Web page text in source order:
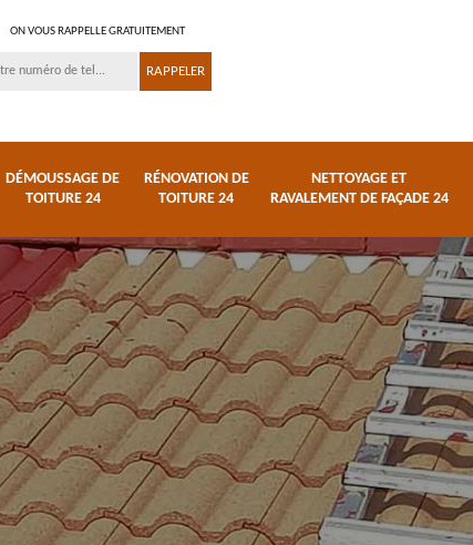
ON VOUS RAPPELLE GRATUITEMENT
DÉMOUSSAGE DE
TOITURE 24
RÉNOVATION DE
TOITURE 24
NETTOYAGE ET
RAVALEMENT DE FAÇADE 24
Réparation de toiture
24
Urgence fuite de
toiture 24